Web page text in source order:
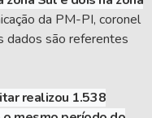
da PM-PI, coronel
dados são referentes
realizou 1.538